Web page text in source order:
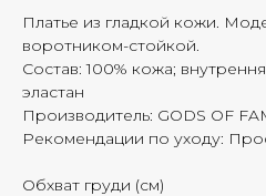
Платье из гладкой кожи.
воротником-стойкой.
Состав: 100% кожа;
эластан
Производитель: GODS OF
Рекомендации по уходу:
Обхват груди (см)